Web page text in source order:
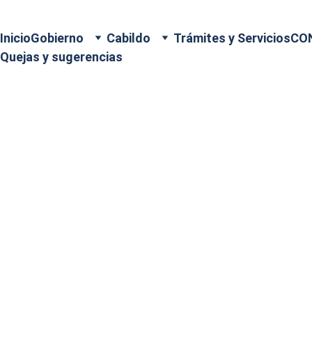
InicioGobierno Cabildo Trámites y Servicios
Quejas y sugerencias